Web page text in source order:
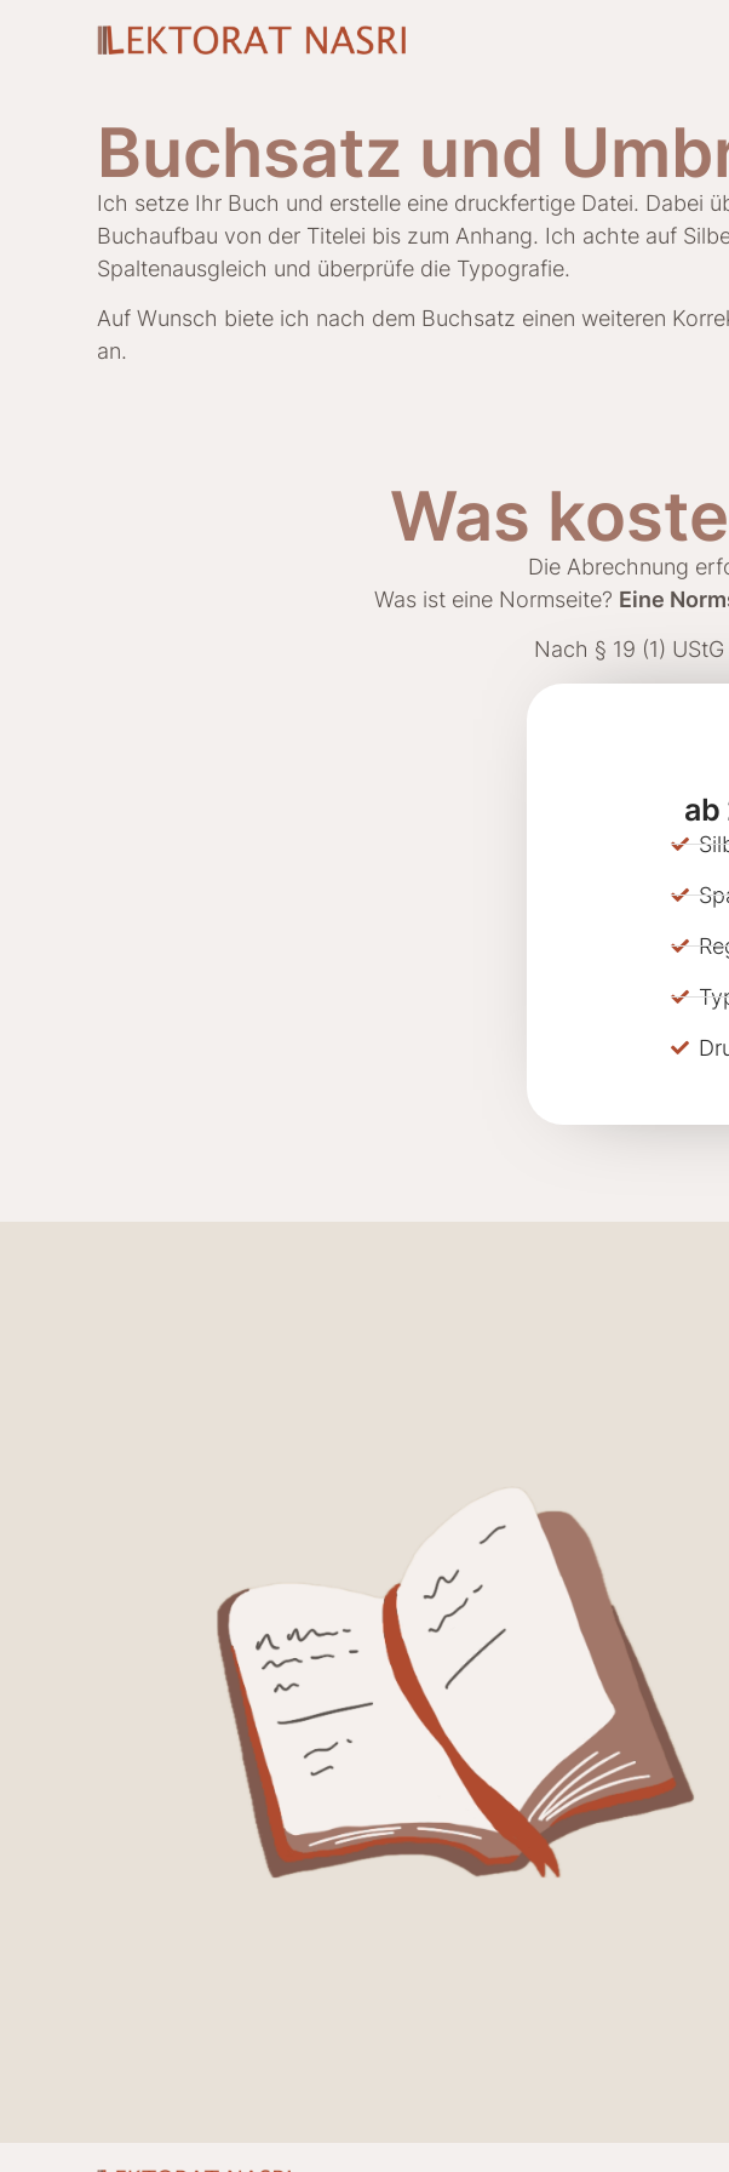
Buchsatz und
Ich setze Ihr Buch und erstelle eine druckfertige Datei. Dabei
Buchaufbau von der Titelei bis zum Anhang. Ich achte auf
Spaltenausgleich und überprüfe die Typografie.
Auf Wunsch biete ich nach dem Buchsatz einen weiteren
an.
Was
Die Abrechnung
Was ist eine Normseite? Eine
Nach § 19 (1)
ab